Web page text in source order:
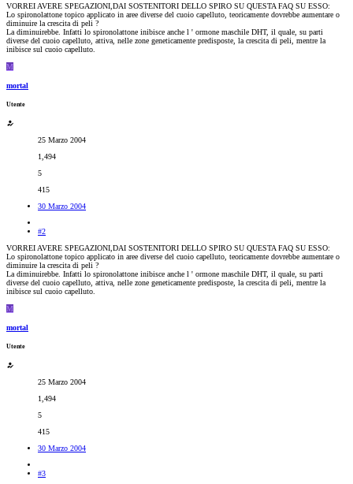
VORREI AVERE SPEGAZIONI,DAI SOSTENITORI DELLO SPIRO SU QUESTA FAQ SU ESSO:
Lo spironolattone topico applicato in aree diverse del cuoio capelluto, teoricamente dovrebbe aumentare o
diminuire la crescita di peli ?
La diminuirebbe. Infatti lo spironolattone inibisce anche l ' ormone maschile DHT, il quale, su parti
diverse del cuoio capelluto, attiva, nelle zone geneticamente predisposte, la crescita di peli, mentre la
inibisce sul cuoio capelluto.
M
mortal
Utente
25 Marzo 2004
1,494
5
415
30 Marzo 2004
#2
VORREI AVERE SPEGAZIONI,DAI SOSTENITORI DELLO SPIRO SU QUESTA FAQ SU ESSO:
Lo spironolattone topico applicato in aree diverse del cuoio capelluto, teoricamente dovrebbe aumentare o
diminuire la crescita di peli ?
La diminuirebbe. Infatti lo spironolattone inibisce anche l ' ormone maschile DHT, il quale, su parti
diverse del cuoio capelluto, attiva, nelle zone geneticamente predisposte, la crescita di peli, mentre la
inibisce sul cuoio capelluto.
M
mortal
Utente
25 Marzo 2004
1,494
5
415
30 Marzo 2004
#3